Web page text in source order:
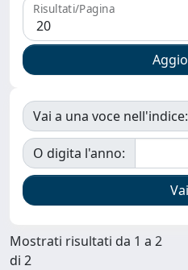
Risultati/Pagina
Vai a una voce nell'indice:
O digita l'anno:
Mostrati risultati da 1 a 2
di 2